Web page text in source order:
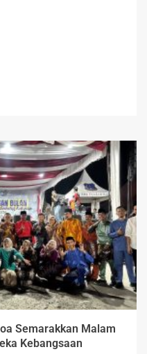
Semarakkan Malam
Kebangsaan